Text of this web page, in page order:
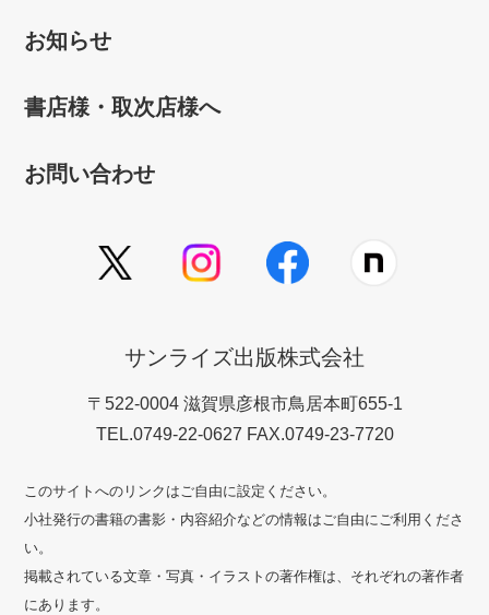
お知らせ
書店様・取次店様へ
お問い合わせ
サンライズ出版株式会社
〒522-0004 滋賀県彦根市鳥居本町655-1
TEL.0749-22-0627 FAX.0749-23-7720
このサイトへのリンクはご自由に設定ください。
小社発行の書籍の書影・内容紹介などの情報はご自由にご利用くださ
い。
掲載されている文章・写真・イラストの著作権は、それぞれの著作者
にあります。